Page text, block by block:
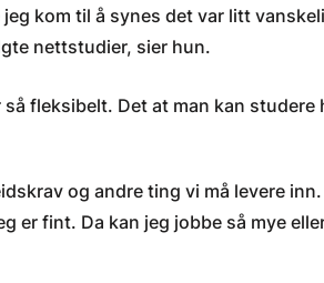
kom til å synes det var litt
nettstudier, sier hun.
fleksibelt. Det at man kan studere
og andre ting vi må levere inn.
er fint. Da kan jeg jobbe så mye